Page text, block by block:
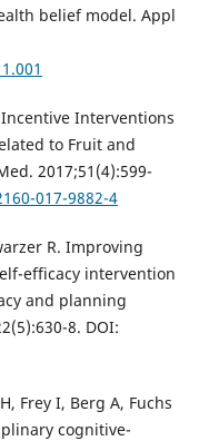
belief model. Appl
Interventions
to Fruit and
2017;51(4):599-
017-9882-4
R. Improving
efficacy intervention
and planning
8. DOI:
Frey I, Berg A, Fuchs
cognitive-